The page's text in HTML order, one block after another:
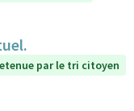
par le tri citoyen